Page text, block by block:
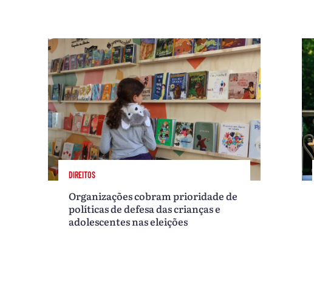
DIREITOS
Organizações cobram prioridade de
políticas de defesa das crianças e
adolescentes nas eleições